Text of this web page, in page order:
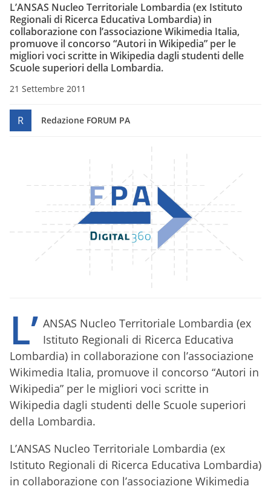
L’ANSAS Nucleo Territoriale Lombardia (ex Istituto
Regionali di Ricerca Educativa Lombardia) in
collaborazione con l’associazione Wikimedia Italia,
promuove il concorso “Autori in Wikipedia” per le
migliori voci scritte in Wikipedia dagli studenti delle
Scuole superiori della Lombardia.
21 Settembre 2011
R Redazione FORUM PA
L’ ANSAS Nucleo Territoriale Lombardia (ex
Istituto Regionali di Ricerca Educativa
Lombardia) in collaborazione con l’associazione
Wikimedia Italia, promuove il concorso “Autori in
Wikipedia” per le migliori voci scritte in
Wikipedia dagli studenti delle Scuole superiori
della Lombardia.
L’ANSAS Nucleo Territoriale Lombardia (ex
Istituto Regionali di Ricerca Educativa Lombardia)
in collaborazione con l’associazione Wikimedia